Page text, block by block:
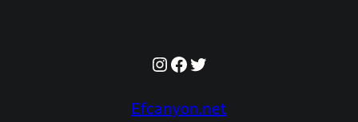
Instagram
Facebook
Twitter
Efcanyon.net